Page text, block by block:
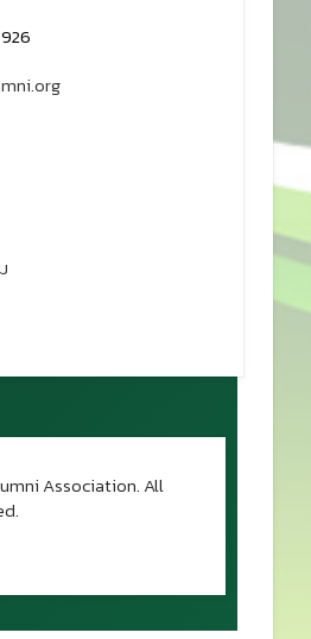
Association. All